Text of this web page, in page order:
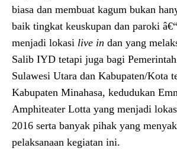
biasa dan membuat kagum bukan
baik tingkat keuskupan dan paroki
menjadi lokasi live in dan yang
Salib IYD tetapi juga bagi
Sulawesi Utara dan Kabupaten/Kota
Kabupaten Minahasa, kedudukan
Amphiteater Lotta yang menjadi
2016 serta banyak pihak yang
pelaksanaan kegiatan ini.